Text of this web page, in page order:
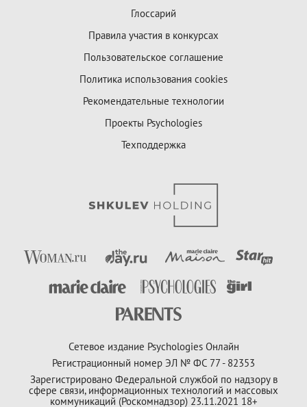
Глоссарий
Правила участия в конкурсах
Пользовательское соглашение
Политика использования cookies
Рекомендательные технологии
Проекты Psychologies
Техподдержка
Сетевое издание Psychologies Онлайн
Регистрационный номер ЭЛ № ФС 77 - 82353
Зарегистрировано Федеральной службой по надзору в
сфере связи, информационных технологий и массовых
коммуникаций (Роскомнадзор) 23.11.2021 18+